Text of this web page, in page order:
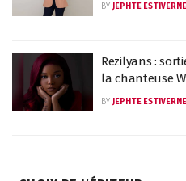
BY JEPHTE ESTIVERNE
Rezilyans :
la chanteuse
BY JEPHTE ESTIVERNE